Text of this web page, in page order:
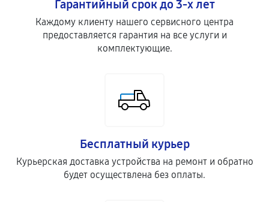
Гарантийный срок до 3-х лет
Каждому клиенту нашего сервисного центра
предоставляется гарантия на все услуги и
комплектующие.
Бесплатный курьер
Курьерская доставка устройства на ремонт и обратно
будет осуществлена без оплаты.